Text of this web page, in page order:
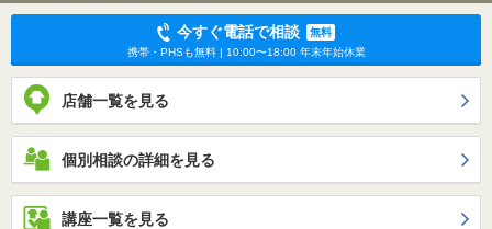
今すぐ電話で相談
無料
携帯・PHSも無料 | 10:00〜18:00 年末年始休業
店舗一覧を見る
個別相談の詳細を見る
講座一覧を見る